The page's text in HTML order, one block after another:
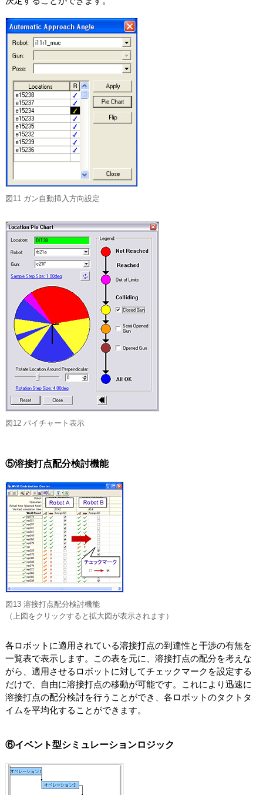
図11 ガン自動挿入方向設定
図12 パイチャート表示
⑤溶接打点配分検討機能
図13 溶接打点配分検討機能
（上図をクリックすると拡大図が表示されます）
各ロボットに適用されている溶接打点の到達性と干渉の有無を
一覧表で表示します。この表を元に、溶接打点の配分を考えな
がら、適用させるロボットに対してチェックマークを設定する
だけで、自由に溶接打点の移動が可能です。これにより迅速に
溶接打点の配分検討を行うことができ、各ロボットのタクトタ
イムを平均化することができます。
⑥イベント型シミュレーションロジック